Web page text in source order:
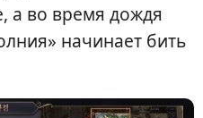
а во время дождя
начинает бить